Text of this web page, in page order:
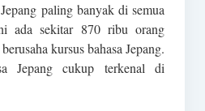
paling banyak di semua
ada sekitar 870 ribu orang
kursus bahasa Jepang.
Jepang cukup terkenal di